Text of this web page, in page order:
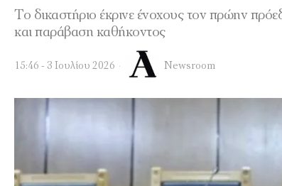
Το δικαστήριο έκρινε ένοχους τον πρώην
και παράβαση καθήκοντος
15:46 - 3 Ιουλίου 2026 Newsroom